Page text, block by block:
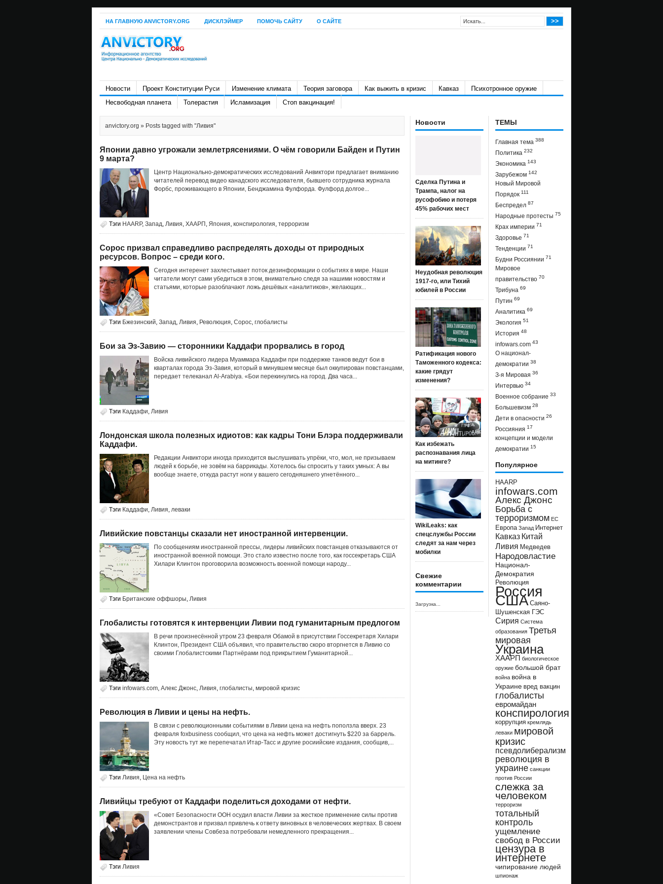
НА ГЛАВНУЮ ANVICTORY.ORG ДИСКЛЭЙМЕР ПОМОЧЬ САЙТУ О САЙТЕ
Новости Проект Конституции Руси Изменение климата Теория заговора Как выжить в кризис Кавказ
Психотронное оружие
Несвободная планета
Толерастия Исламизация Стоп вакцинация!
anvictory.org » Posts tagged with "Ливия"
Японии давно угрожали землетрясениями. О чём говорили Байден и Путин
9 марта?
Центр Национально-демократических исследований Анвиктори предлагает вниманию
читателей перевод видео канадского исследователя, бывшего сотрудника журнала
Форбс, проживающего в Японии, Бенджамина Фулфорда. Фулфорд долгое...
Тэги HAARP, Запад, Ливия, ХААРП , Япония, конспирология, терроризм
Сорос призвал справедливо распределять доходы от природных
ресурсов. Вопрос – среди кого.
Сегодня интеренет захлестывает поток дезинформации о событиях в мире. Наши
читатели могут сами убедиться в этом, внимательно следя за нашими новостям и
статьями, которые разоблачают ложь дешёвых «аналитиков», желающих...
Тэги Бжезинский, Запад, Ливия, Революция, Сорос, глобалисты
Бои за Эз-Завию — сторонники Каддафи прорвались в город
Войска ливийского лидера Муаммара Каддафи при поддержке танков ведут бои в
кварталах города Эз-Завия, который в минувшем месяце был оккупирован повстанцами,
передает телеканал Al-Arabiya. «Бои перекинулись на город. Два часа...
Тэги Каддафи, Ливия
Лондонская школа полезных идиотов: как кадры Тони Блэра поддерживали
Каддафи.
Редакции Анвиктори иногда приходится выслушивать упрёки, что, мол, не призываем
людей к борьбе, не зовём на баррикады. Хотелось бы спросить у таких умных: А вы
вообще знаете, откуда растут ноги у вашего сегодняшнего угнетённого...
Тэги Каддафи, Ливия, леваки
Ливийские повстанцы сказали нет иностранной интервенции.
По сообщениям иностранной прессы, лидеры ливийских повстанцев отказываются от
иностранной военной помощи. Это стало известно после того, как госсекретарь США
Хилари Клинтон проговорила возможность военной помощи народу...
Тэги Британские оффшоры, Ливия
Глобалисты готовятся к интервенции Ливии под гуманитарным предлогом
В речи произнесённой утром 23 февраля Обамой в присутствии Госсекретаря Хилари
Клинтон, Президент США объявил, что правительство скоро вторгнется в Ливию со
своими Глобалистскими Партнёрами под прикрытием Гуманитарной...
Тэги infowars.com, Алекс Джонс, Ливия, глобалисты, мировой кризис
Революция в Ливии и цены на нефть.
В связи с революционными событиями в Ливии цена на нефть поползла вверх. 23
февраля foxbusiness сообщил, что цена на нефть может достигнуть $220 за баррель.
Эту новость тут же перепечатал Итар-Тасс и другие росиийские издания, сообщив,...
Тэги Ливия, Цена на нефть
Ливийцы требуют от Каддафи поделиться доходами от нефти.
«Совет Безопасности ООН осудил власти Ливии за жесткое применение силы против
демонстрантов и призвал привлечь к ответу виновных в человеческих жертвах. В своем
заявлении члены Совбеза потребовали немедленного прекращения...
Тэги Ливия
Новости
Сделка Путина и
Трампа, налог на
русофобию и потеря
45% рабочих мест
Неудобная революция
1917-го, или Тихий
юбилей в России
Ратификация нового
Таможенного кодекса:
какие грядут
изменения?
Как избежать
распознавания лица
на митинге?
WikiLeaks: как
спецслужбы России
следят за нам через
мобилки
Свежие
комментарии
Загрузка...
ТЕМЫ
Главная тема 388
Политика 232
Экономика 143
Зарубежом 142
Новый Мировой
Порядок 111
Беспредел 87
Народные протесты 75
Крах империи 71
Здоровье 71
Тенденции 71
Будни Россиянии 71
Мировое
правительство 70
Трибуна 69
Путин 69
Аналитика 69
Экология 51
История 48
infowars.com 43
О национал-
демократии 38
З-я Мировая 36
Интервью 34
Военное собрание 33
Большевизм 28
Дети в опасности 26
Россияния 17
концепции и модели
демократии 15
Популярное
HAARP
infowars.com
Алекс Джонс
Борьба с
терроризмом ЕС
Европа Запад Интернет
Кавказ Китай
Ливия Медведев
Народовластие
Национал-
Демократия
Революция
Россия
США Саяно-
Шушенская ГЭС
Сирия Система
образования Третья
мировая
Украина
ХААРП биологическое
оружие большой брат
война война в
Украине вред вакцин
глобалисты
евромайдан
конспирология
коррупция кремлядь
леваки мировой
кризис
псевдолиберализм
революция в
украине санкции
против России
слежка за
человеком
терроризм
тотальный
контроль
ущемление
свобод в России
цензура в
интернете
чипирование людей
шпионаж